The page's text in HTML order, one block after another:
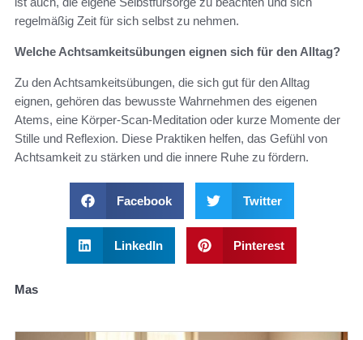
regelmäßig Zeit für sich selbst zu nehmen.
Welche Achtsamkeitsübungen eignen sich für den Alltag?
Zu den Achtsamkeitsübungen, die sich gut für den Alltag
eignen, gehören das bewusste Wahrnehmen des eigenen
Atems, eine Körper-Scan-Meditation oder kurze Momente der
Stille und Reflexion. Diese Praktiken helfen, das Gefühl von
Achtsamkeit zu stärken und die innere Ruhe zu fördern.
Facebook Twitter
LinkedIn Pinterest
Mas